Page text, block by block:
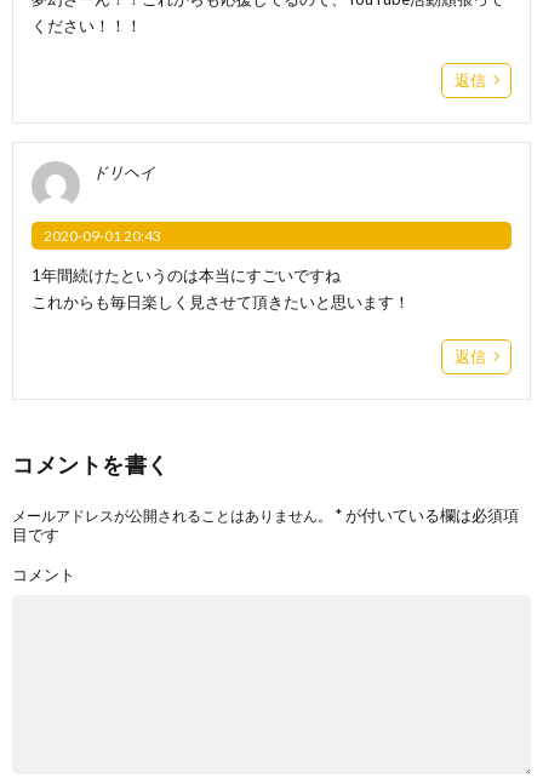
ください！！！
返信
ドリヘイ
2020-09-01 20:43
1年間続けたというのは本当にすごいですね
これからも毎日楽しく見させて頂きたいと思います！
返信
コメントを書く
メールアドレスが公開されることはありません。 *が付いている欄は必須項
目です
コメント